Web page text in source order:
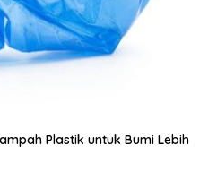
Plastik untuk Bumi Lebih